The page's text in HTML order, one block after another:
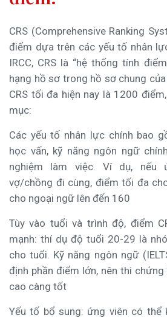
CRS (Comprehensive Ranking
điểm dựa trên các yếu tố nhân
IRCC, CRS là “hệ thống tính
hạng hồ sơ trong hồ sơ chung của
CRS tối đa hiện nay là 1200
mục:
Các yếu tố nhân lực chính bao
học vấn, kỹ năng ngôn ngữ
nghiệm làm việc. Ví dụ, nếu
vợ/chồng đi cùng, điểm tối đa
cho ngoại ngữ lên đến 160
Tùy vào tuổi và trình độ, điểm
mạnh: thí dụ độ tuổi 20-29 là
cho tuổi. Kỹ năng ngôn ngữ
định phần điểm lớn, nên thi
cao càng tốt
Yếu tố bổ sung: ứng viên có thể